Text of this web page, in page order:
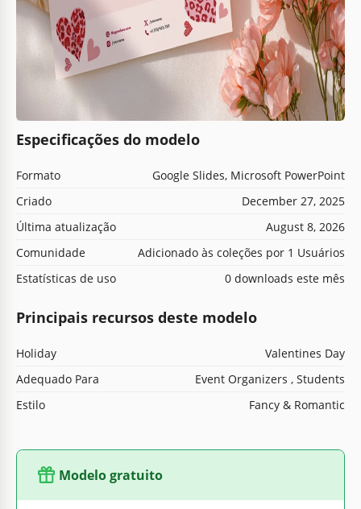
Especificações do modelo
Formato
Google Slides, Microsoft PowerPoint
Criado
December 27, 2025
Última atualização
August 8, 2026
Comunidade
Adicionado às coleções por 1 Usuários
Estatísticas de uso
0 downloads este mês
Principais recursos deste modelo
Holiday
Valentines Day
Adequado Para
Event Organizers , Students
Estilo
Fancy & Romantic
Modelo gratuito